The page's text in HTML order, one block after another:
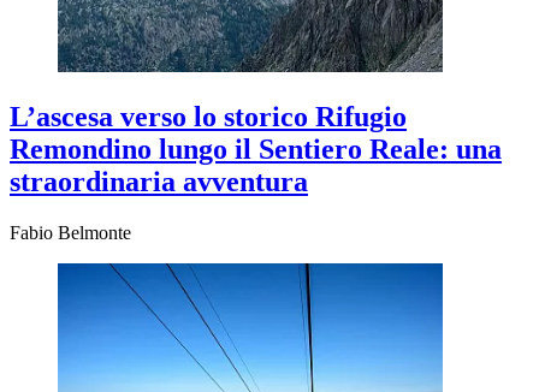
L’ascesa verso lo storico Rifugio
Remondino lungo il Sentiero Reale: una
straordinaria avventura
Fabio Belmonte